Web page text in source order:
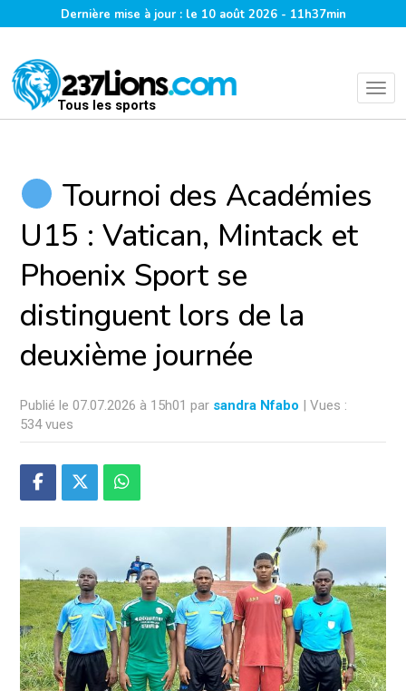
Dernière mise à jour : le 10 août 2026 - 11h37min
Tous les sports
Tournoi des Académies
U15 : Vatican, Mintack et
Phoenix Sport se
distinguent lors de la
deuxième journée
Publié le 07.07.2026 à 15h01 par sandra Nfabo | Vues :
534 vues